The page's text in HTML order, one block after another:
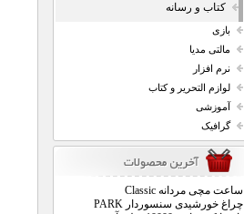
کتاب و رسانه
بازی
مالتی مدیا
نرم افزار
لوازم التحریر و کتاب
آموزشی
گرافیک
ساعت مچی مردانه Classic
چراغ خورشیدی سنسوردار PARK